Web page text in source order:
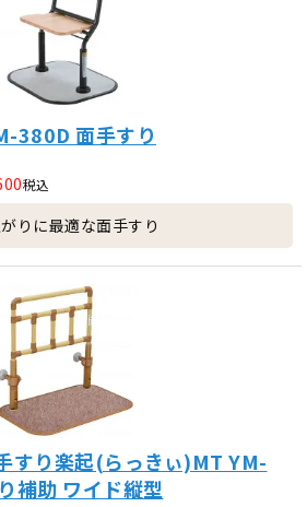
380D 面手すり
税込
りに最適な面手すり
すり楽起(らっきぃ)MT YM-
補助 ワイド縦型